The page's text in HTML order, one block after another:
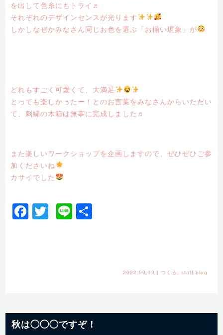
を出して色糸にもトライ♬
それぞれのデザインセンスが光ります
しかしなぜかみなさん同じお色を選ぶ「お揃い現象」が
どれもすごく可愛くて、大満足
とっても楽しかったー！とのお言葉をみなさんからいただい
て、刺繍の木箱は無事に完成しました♬
また楽しいワークショップを企画しますので、ぜひぜひご参
加くださいね
カサイでした
Facebook
Twitter
Line
2022.09.19 | つくる staff blog
秋は◯◯◯ですぞ！